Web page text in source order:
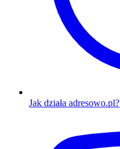
Jak działa adresowo.pl?